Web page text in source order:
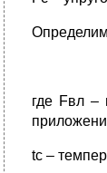
где Fвл –
tс –